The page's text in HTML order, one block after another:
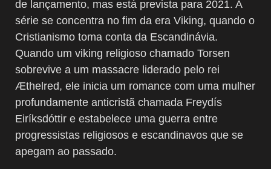
de lançamento, mas está prevista para 2021. A
série se concentra no fim da era Viking, quando o
Cristianismo toma conta da Escandinávia.
Quando um viking religioso chamado Torsen
sobrevive a um massacre liderado pelo rei
Æthelred, ele inicia um romance com uma mulher
profundamente anticristã chamada Freydís
Eiríksdóttir e estabelece uma guerra entre
progressistas religiosos e escandinavos que se
apegam ao passado.